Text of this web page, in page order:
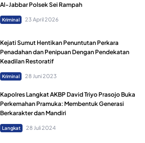
Al-Jabbar Polsek Sei Rampah
Kriminal 23 April 2026
Kejati Sumut Hentikan Penuntutan Perkara
Penadahan dan Penipuan Dengan Pendekatan
Keadilan Restoratif
Kriminal 28 Juni 2023
Kapolres Langkat AKBP David Triyo Prasojo Buka
Perkemahan Pramuka: Membentuk Generasi
Berkarakter dan Mandiri
Langkat 28 Juli 2024